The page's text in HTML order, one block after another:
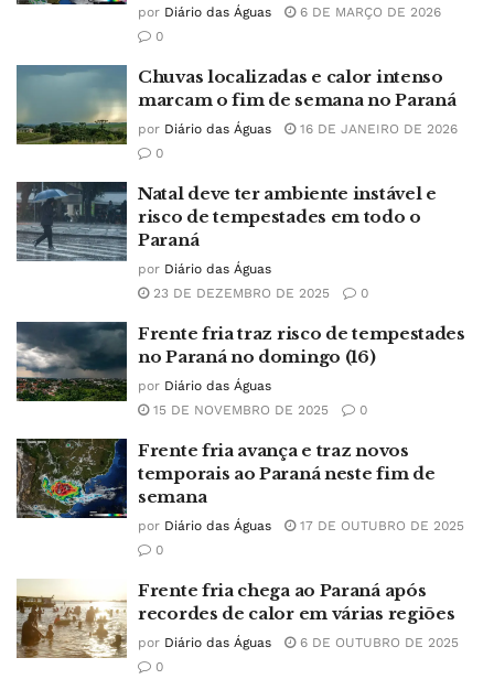
por Diário das Águas
6 DE MARÇO DE 2026
0
Chuvas localizadas e calor intenso
marcam o fim de semana no Paraná
por Diário das Águas
16 DE JANEIRO DE 2026
0
Natal deve ter ambiente instável e
risco de tempestades em todo o
Paraná
por Diário das Águas
23 DE DEZEMBRO DE 2025
0
Frente fria traz risco de tempestades
no Paraná no domingo (16)
por Diário das Águas
15 DE NOVEMBRO DE 2025
0
Frente fria avança e traz novos
temporais ao Paraná neste fim de
semana
por Diário das Águas
17 DE OUTUBRO DE 2025
0
Frente fria chega ao Paraná após
recordes de calor em várias regiões
por Diário das Águas
6 DE OUTUBRO DE 2025
0